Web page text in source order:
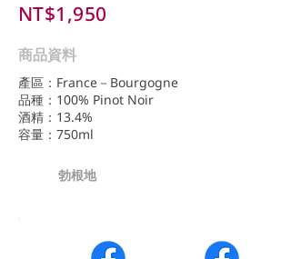
NT$1,950
商品資料
產區：France－Bourgogne
品種：100% Pinot Noir
酒精：13.4%
容量：750ml
勃根地